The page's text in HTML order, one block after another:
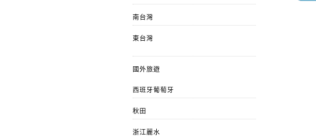
南台灣
東台灣
國外旅遊
西班牙葡萄牙
秋田
浙江麗水